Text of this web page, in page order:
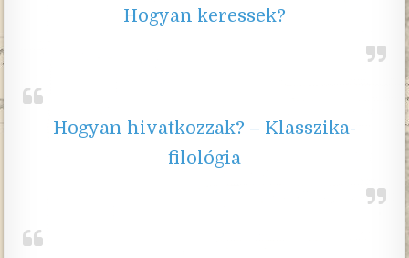
Hogyan keressek?
Hogyan hivatkozzak? – Klasszika-
filológia